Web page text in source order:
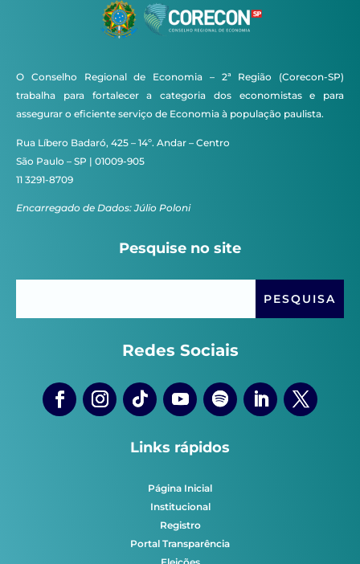
O Conselho Regional de Economia – 2ª Região (Corecon-SP)
trabalha para fortalecer a categoria dos economistas e para
assegurar o eficiente serviço de Economia à população paulista.
Rua Líbero Badaró, 425 – 14º. Andar – Centro
São Paulo – SP | 01009-905
11 3291-8709
Encarregado de Dados: Júlio Poloni
Pesquise no site
Redes Sociais
Links rápidos
Página Inicial
Institucional
Registro
Portal Transparência